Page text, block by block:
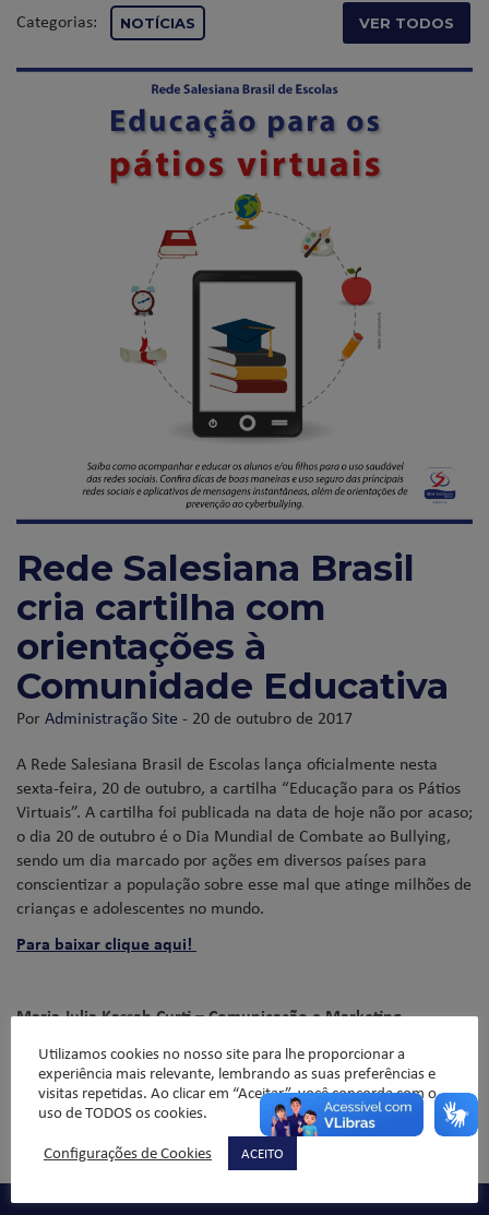
Categorias: NOTÍCIAS VER TODOS
Rede Salesiana Brasil
cria cartilha com
orientações à
Comunidade Educativa
PorAdministração Site - 20 de outubro de 2017
A Rede Salesiana Brasil de Escolas lança oficialmente nesta
sexta-feira, 20 de outubro, a cartilha “Educação para os Pátios
Virtuais”. A cartilha foi publicada na data de hoje não por acaso;
o dia 20 de outubro é o Dia Mundial de Combate ao Bullying,
sendo um dia marcado por ações em diversos países para
conscientizar a população sobre esse mal que atinge milhões de
crianças e adolescentes no mundo.
Para baixar clique aqui!
Maria Julia Kassab Curti – Comunicação e Marketing
Utilizamos cookies no nosso site para lhe proporcionar a
experiência mais relevante, lembrando as suas preferências e
visitas repetidas. Ao clicar em “Aceitar”, você concorda com o
uso de TODOS os cookies.
Configurações de Cookies
ACEITO